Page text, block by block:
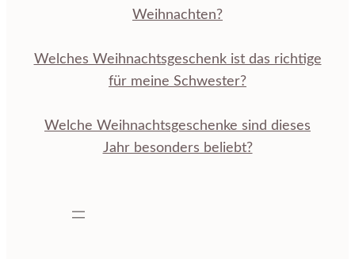
Weihnachten?
Welches Weihnachtsgeschenk ist das richtige
für meine Schwester?
Welche Weihnachtsgeschenke sind dieses
Jahr besonders beliebt?